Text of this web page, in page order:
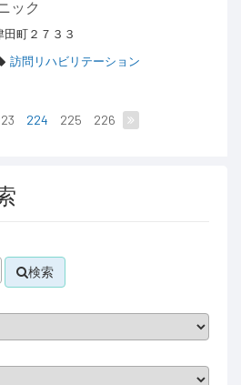
ック
田町２７３３
訪問リハビリテーション
224 225 226
検索